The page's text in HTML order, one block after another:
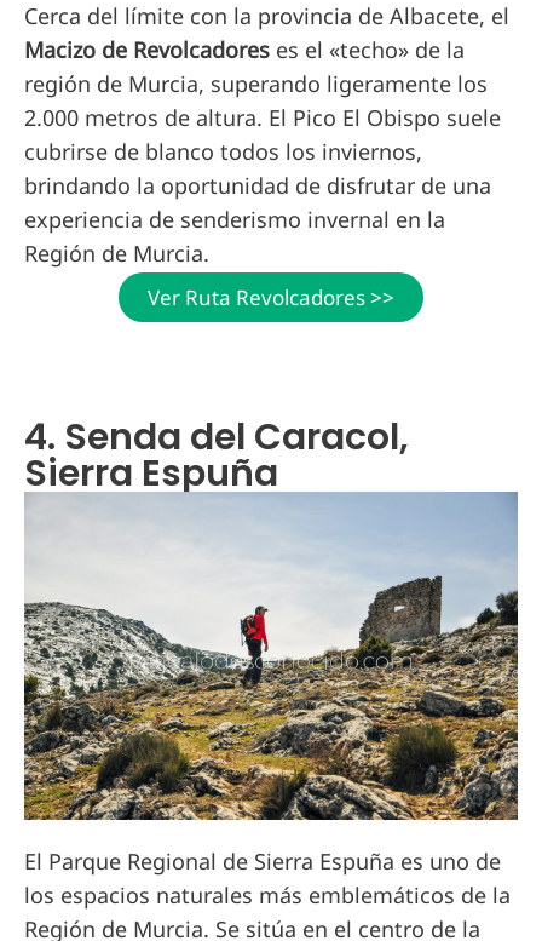
Cerca del límite con la provincia de Albacete, el
Macizo de Revolcadores es el «techo» de la
región de Murcia, superando ligeramente los
2.000 metros de altura. El Pico El Obispo suele
cubrirse de blanco todos los inviernos,
brindando la oportunidad de disfrutar de una
experiencia de senderismo invernal en la
Región de Murcia.
Ver Ruta Revolcadores >>
4. Senda del Caracol,
Sierra Espuña
El Parque Regional de Sierra Espuña es uno de
los espacios naturales más emblemáticos de la
Región de Murcia. Se sitúa en el centro de la